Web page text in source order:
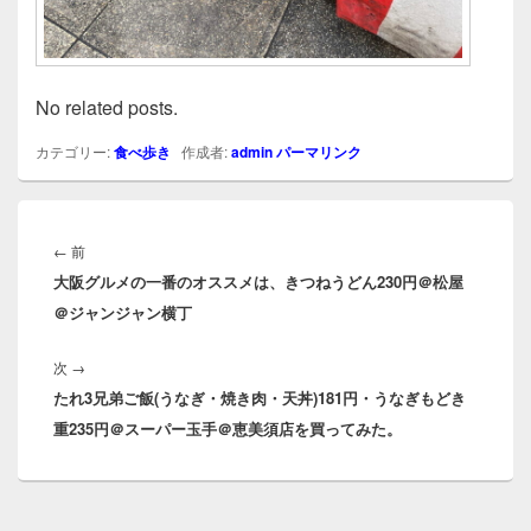
No related posts.
カテゴリー:食べ歩き 作成者:adminパーマリンク
稿
ナ
ビ
ゲ
シ
ョ
ン
← 前前
の
投
大阪グルメの一番のオススメは、きつねうどん230円＠松屋
＠ジャンジャン横丁
次 →
の
投
たれ3兄弟ご飯(うなぎ・焼き肉・天丼)181円・うなぎもどき
重235円＠スーパー玉手＠恵美須店を買ってみた。